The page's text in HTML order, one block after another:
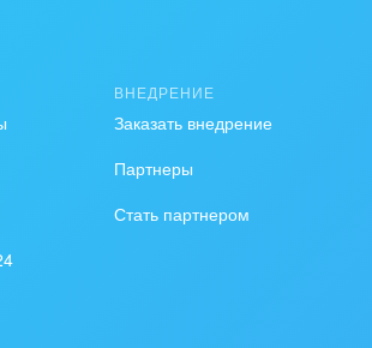
безопасность
издательства,
ВНЕДРЕНИЕ
Заказать внедрение
Партнеры
Стать партнером